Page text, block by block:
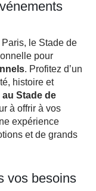
le Stade de
pour
. Profitez d’un
histoire et
Stade de
à offrir à vos
expérience
et de grands
vos besoins